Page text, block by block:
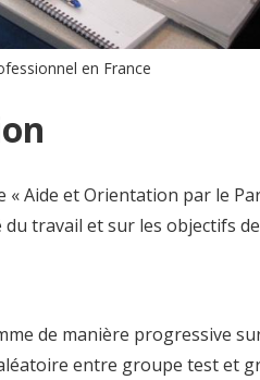
en France
« Aide et Orientation par le
travail et sur les objectifs
de manière progressive
entre groupe test et